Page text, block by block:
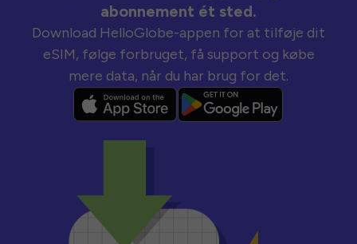
abonnement ét sted.
Download HelloGlobe-appen for at tilføje dit
eSIM, følge forbruget, få support og købe
mere data, når du har brug for det.